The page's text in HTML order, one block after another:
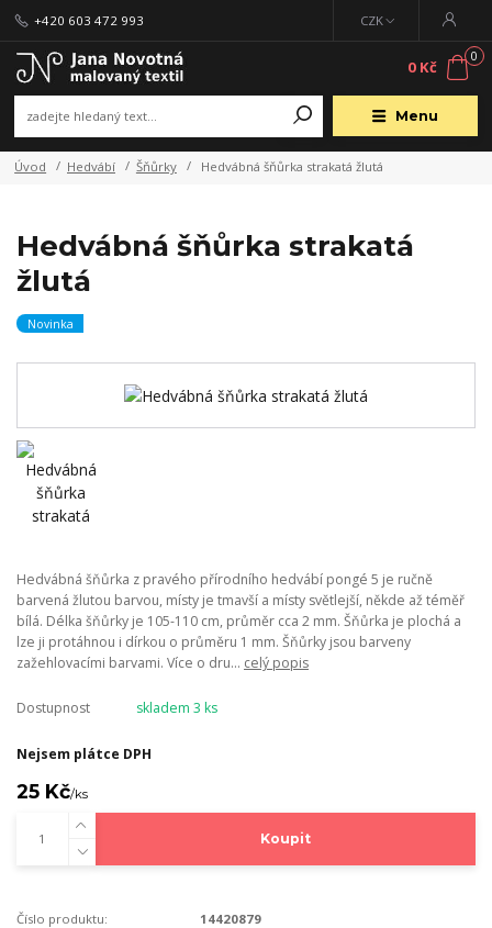
Menu
CZK
+420 603 472 993
0
0 Kč
Úvod Hedvábí Šňůrky Hedvábná šňůrka strakatá žlutá
Hedvábná šňůrka strakatá
žlutá
Novinka
Hedvábná šňůrka z pravého přírodního hedvábí pongé 5 je ručně
barvená žlutou barvou, místy je tmavší a místy světlejší, někde až téměř
bílá. Délka šňůrky je 105-110 cm, průměr cca 2 mm. Šňůrka je plochá a
lze ji protáhnou i dírkou o průměru 1 mm. Šňůrky jsou barveny
zažehlovacími barvami. Více o dru... celý popis
Dostupnost skladem 3 ks
Nejsem plátce DPH
25 Kč/ks
Koupit
Číslo produktu:
14420879